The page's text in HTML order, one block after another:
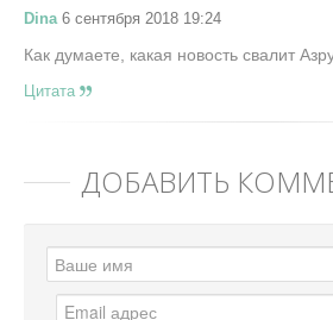
Dina 6 сентября 2018 19:24
Как думаете, какая новость свалит
Цитата
ДОБАВИТЬ